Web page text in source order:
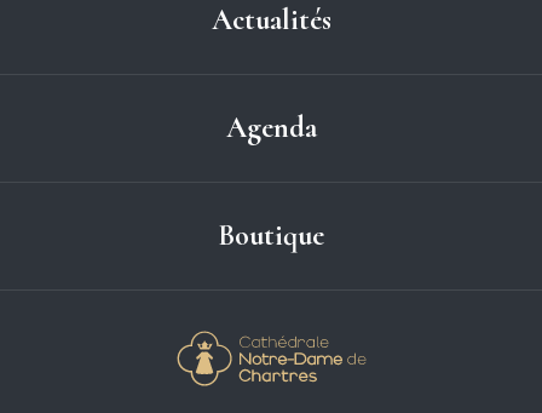
Actualités
Agenda
Boutique